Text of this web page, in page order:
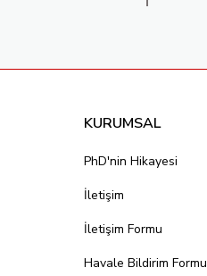
KURUMSAL
PhD'nin Hikayesi
İletişim
İletişim Formu
Havale Bildirim Formu